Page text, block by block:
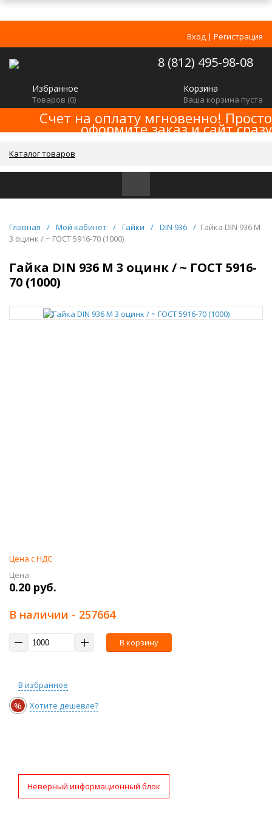
Вход | Регистрация
8 (812) 495-98-08
Избранное
Товаров (0)
Корзина
Ваша корзина пуста
Счет на оплату мгновенно! Просто
оформите заказ и сайт сразу
Каталог товаров
Главная / Мой кабинет / Гайки / DIN 936 / Гайка DIN 936 M
3 оцинк / ~ ГОСТ 5916-70 (1000)
Гайка DIN 936 M 3 оцинк / ~ ГОСТ 5916-
70 (1000)
Цена с НДС
Цена:
0.20 руб.
В наличии - 257664
В корзину
В избранное
% Хотите дешевле?
Неверный информационный блок